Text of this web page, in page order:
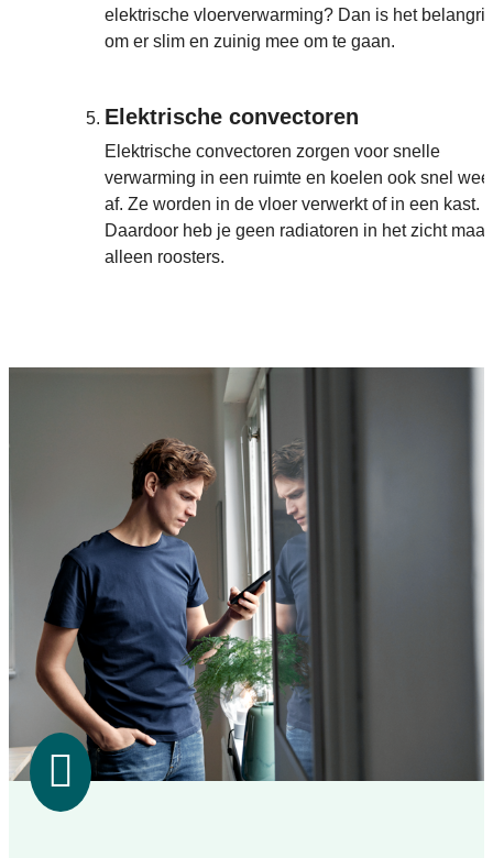
elektrische vloerverwarming? Dan is het
om er slim en zuinig mee om te gaan.
Elektrische convectoren
Elektrische convectoren zorgen voor snelle
verwarming in een ruimte en koelen ook snel
af. Ze worden in de vloer verwerkt of in een kast.
Daardoor heb je geen radiatoren in het zicht maar
alleen roosters.